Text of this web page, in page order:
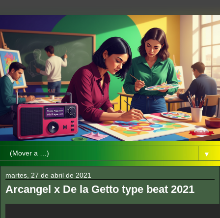
▼
martes, 27 de abril de 2021
Arcangel x De la Getto type beat 2021